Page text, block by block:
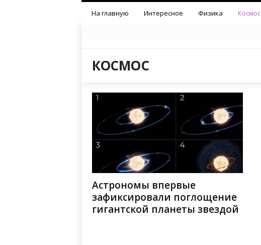
На главную Интересное Физика Космос
КОСМОС
Астрономы впервые
зафиксировали поглощение
гигантской планеты звездой